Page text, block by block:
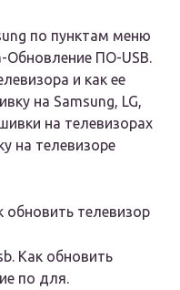
по пунктам меню
ПО-USB.
и как ее
на Samsung, LG,
на телевизорах
на телевизоре
обновить телевизор
Как обновить
по для.